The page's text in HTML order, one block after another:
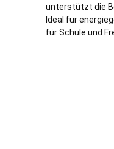
unterstützt die
Ideal für
für Schule und